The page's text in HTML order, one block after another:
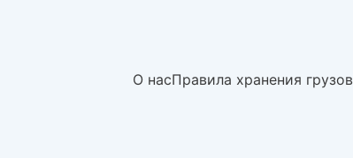
О насПравила хранения грузов